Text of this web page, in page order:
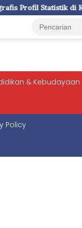
Bontoa
& Kebudayaan
Policy